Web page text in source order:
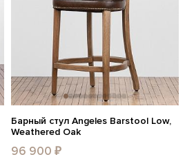
Барный стул Angeles Barstool Low,
Weathered Oak
96 900 ₽